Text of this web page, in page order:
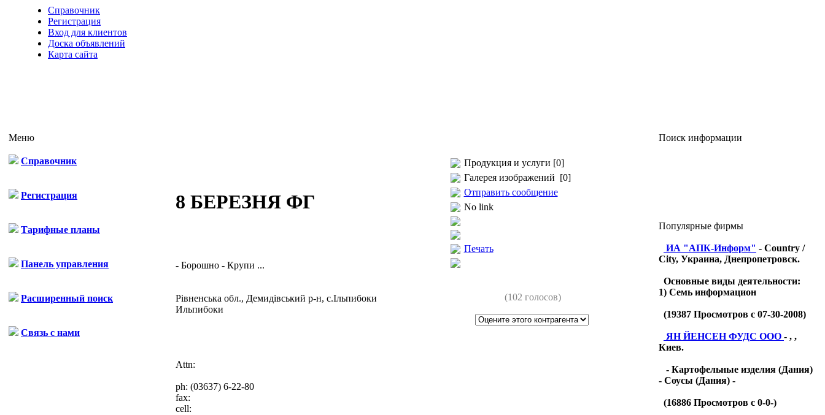
Справочник
Регистрация
Вход для клиентов
Доска объявлений
Карта сайта
Меню
Справочник
Регистрация
Тарифные планы
Панель управления
Расширенный поиск
Связь с нами
8 БЕРЕЗНЯ ФГ
- Борошно - Крупи ...
Рівненська обл., Демидівський р-н, с.Ільпибоки
Ильпибоки
Attn:
ph: (03637) 6-22-80
fax:
cell:
Продукция и услуги [0]
Галерея изображений [0]
Отправить сообщение
No link
Печать
(102 голосов)
Поиск информации
Популярные фирмы
ИА "АПК-Информ" - Country /
City, Украина, Днепропетровск.
Основные виды деятельности:
1) Семь информацион
(19387 Просмотров с 07-30-2008)
ЯН ЙЕНСЕН ФУДС ООО - , ,
Киев.
- Картофельные изделия (Дания)
- Соусы (Дания) -
(16886 Просмотров с 0-0-)